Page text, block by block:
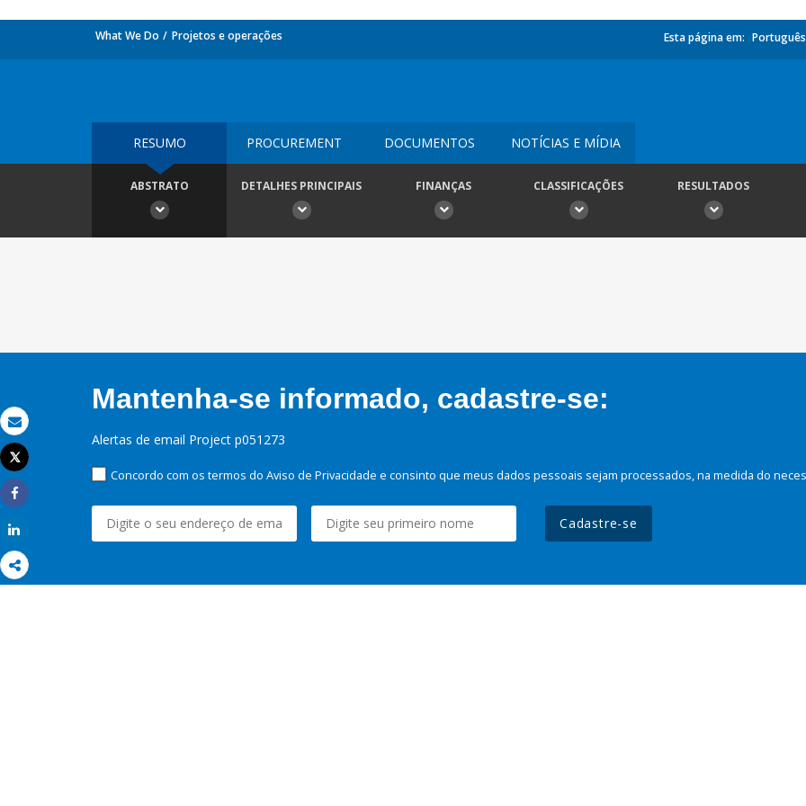
Email
Imprimir
Tweet
Share
What We Do Projetos e operações Esta página em: Português
RESUMO PROCUREMENT DOCUMENTOS NOTÍCIAS E MÍDIA
ABSTRATO DETALHES PRINCIPAIS FINANÇAS CLASSIFICAÇÕES RESULTADOS
Mantenha-se informado, cadastre-se:
Alertas de email Project p051273
Concordo com os termos do Aviso de Privacidade e consinto que meus dados pessoais sejam processados, na medida do
Cadastre-se